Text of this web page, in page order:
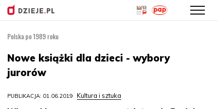
treści
Polska po 1989 roku
Nowe książki dla dzieci - wybory
jurorów
PUBLIKACJA: 01.06.2019 Kultura i sztuka